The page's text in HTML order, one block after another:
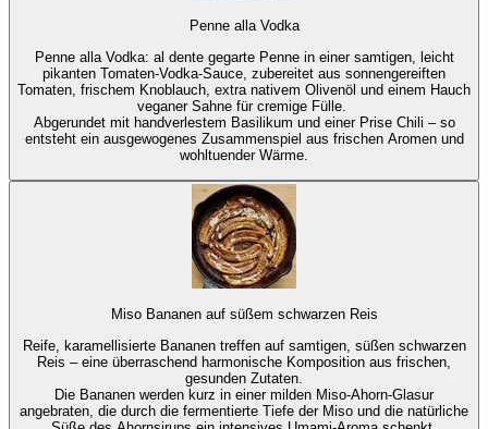
Penne alla Vodka
Penne alla Vodka: al dente gegarte Penne in einer samtigen, leicht
pikanten Tomaten-Vodka-Sauce, zubereitet aus sonnengereiften
Tomaten, frischem Knoblauch, extra nativem Olivenöl und einem Hauch
veganer Sahne für cremige Fülle.
Abgerundet mit handverlestem Basilikum und einer Prise Chili – so
entsteht ein ausgewogenes Zusammenspiel aus frischen Aromen und
wohltuender Wärme.
Miso Bananen auf süßem schwarzen Reis
Reife, karamellisierte Bananen treffen auf samtigen, süßen schwarzen
Reis – eine überraschend harmonische Komposition aus frischen,
gesunden Zutaten.
Die Bananen werden kurz in einer milden Miso-Ahorn-Glasur
angebraten, die durch die fermentierte Tiefe der Miso und die natürliche